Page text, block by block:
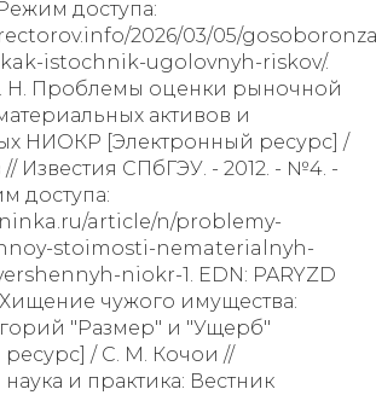
доступа:
2026/03/05/
istochnik-ugolovnyh-riskov/.
Н. Проблемы оценки рыночной
активов и
НИОКР [Электронный ресурс] /
Известия СПбГЭУ. - 2012. - №4. -
доступа:
article/n/problemy-
stoimosti-nematerialnyh-
niokr-1. EDN: PARYZD
чужого имущества:
"Размер" и "Ущерб"
ресурс] / С. М. Кочои //
и практика: Вестник